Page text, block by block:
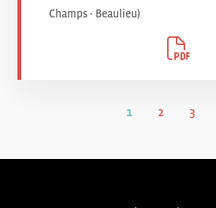
Champs - Beaulieu)
1 2 3